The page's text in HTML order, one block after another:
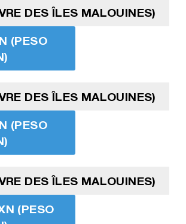
DES ÎLES MALOUINES)
(PESO
DES ÎLES MALOUINES)
(PESO
DES ÎLES MALOUINES)
(PESO